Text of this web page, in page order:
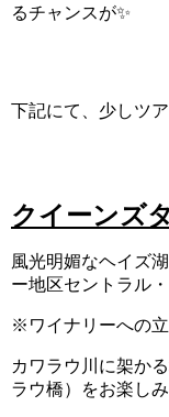
るチャンスが✨
下記にて、少しツ
クイーンズ
風光明媚なヘイズ
ー地区セントラル
※ワイナリーへの
カワラウ川に架か
ラウ橋）をお楽し